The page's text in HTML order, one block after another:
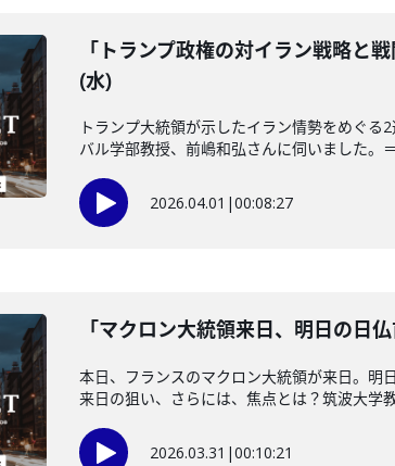
「トランプ政権の対イラン戦略と
(水)
トランプ大統領が示したイラン情勢をめぐ
バル学部教授、前嶋和弘さんに伺いました。
2026.04.01 |00:08:27
「マクロン大統領来日、明日の日
本日、フランスのマクロン大統領が来日。明
来日の狙い、さらには、焦点とは？筑波大学
2026.03.31 |00:10:21